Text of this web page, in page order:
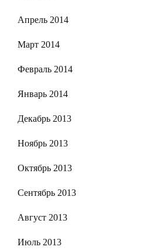
Апрель 2014
Март 2014
Февраль 2014
Январь 2014
Декабрь 2013
Ноябрь 2013
Октябрь 2013
Сентябрь 2013
Август 2013
Июль 2013